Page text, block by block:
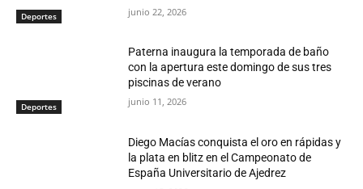
Deportes junio 22, 2026
Deportes
Paterna inaugura la temporada de baño
con la apertura este domingo de sus tres
piscinas de verano
junio 11, 2026
Diego Macías conquista el oro en rápidas y
la plata en blitz en el Campeonato de
España Universitario de Ajedrez